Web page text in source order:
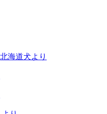
北海道犬より